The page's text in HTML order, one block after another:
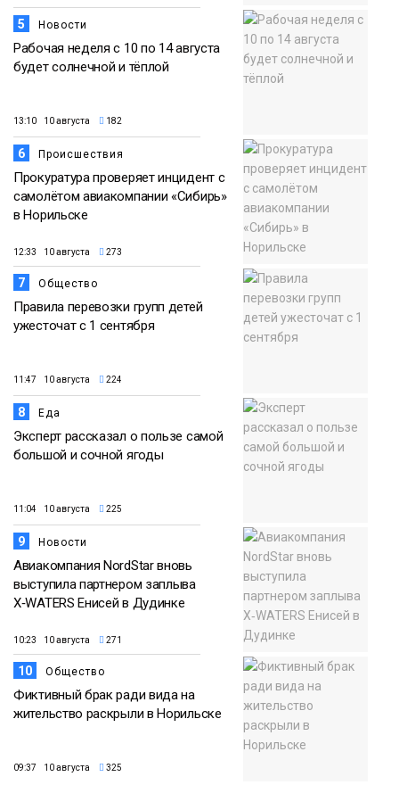
5 Новости
Рабочая неделя с 10 по 14 августа
будет солнечной и тёплой
13:10 10 августа 182
6 Происшествия
Прокуратура проверяет инцидент с
самолётом авиакомпании «Сибирь»
в Норильске
12:33 10 августа 273
7 Общество
Правила перевозки групп детей
ужесточат с 1 сентября
11:47 10 августа 224
8 Еда
Эксперт рассказал о пользе самой
большой и сочной ягоды
11:04 10 августа 225
9 Новости
Авиакомпания NordStar вновь
выступила партнером заплыва
X‑WATERS Енисей в Дудинке
10:23 10 августа 271
10 Общество
Фиктивный брак ради вида на
жительство раскрыли в Норильске
09:37 10 августа 325